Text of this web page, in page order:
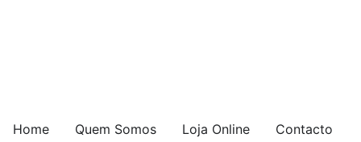
Home Quem Somos Loja Online Contacto